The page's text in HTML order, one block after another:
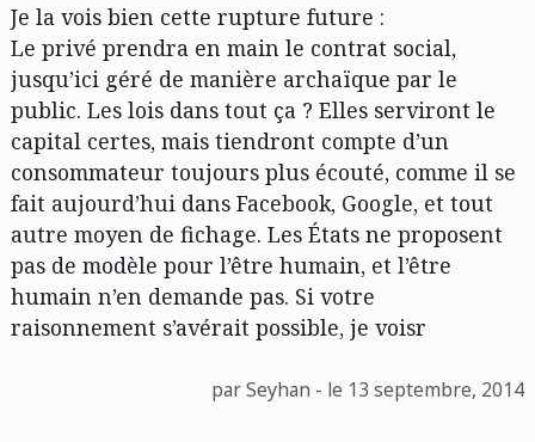
Je la vois bien cette rupture future :
Le privé prendra en main le contrat social,
jusqu’ici géré de manière archaïque par le
public. Les lois dans tout ça ? Elles serviront le
capital certes, mais tiendront compte d’un
consommateur toujours plus écouté, comme il se
fait aujourd’hui dans Facebook, Google, et tout
autre moyen de fichage. Les États ne proposent
pas de modèle pour l’être humain, et l’être
humain n’en demande pas. Si votre
raisonnement s’avérait possible, je voisr
par Seyhan - le 13 septembre, 2014